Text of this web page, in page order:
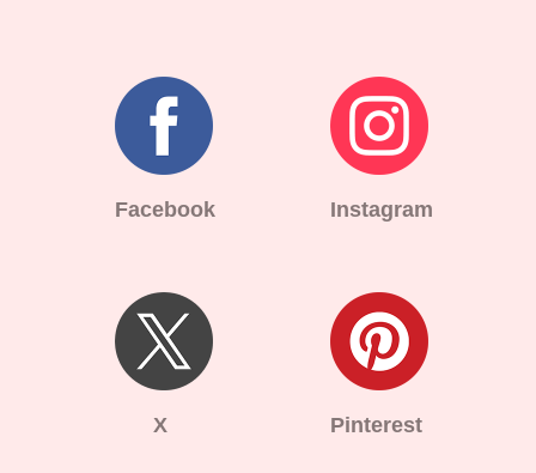
Facebook Instagram
X Pinterest